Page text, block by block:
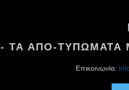
- ΤΑ ΑΠΟ-ΤΥΠΩΜΑΤΑ
Επικοινωνία: